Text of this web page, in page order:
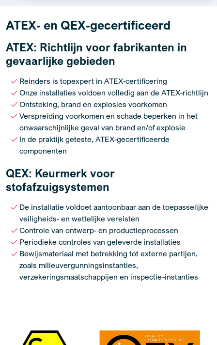
ATEX- en QEX-gecertificeerd
ATEX: Richtlijn voor fabrikanten in
gevaarlijke gebieden
Reinders is topexpert in ATEX-certificering
Onze installaties voldoen volledig aan de ATEX-richtlijn
Ontsteking, brand en explosies voorkomen
Verspreiding voorkomen en schade beperken in het
onwaarschijnlijke geval van brand en/of explosie
In de praktijk geteste, ATEX-gecertificeerde
componenten
QEX: Keurmerk voor
stofafzuigsystemen
De installatie voldoet aantoonbaar aan de toepasselijke
veiligheids- en wettelijke vereisten
Controle van ontwerp- en productieprocessen
Periodieke controles van geleverde installaties
Bewijsmateriaal met betrekking tot externe partijen,
zoals milieuvergunningsinstanties,
verzekeringsmaatschappijen en inspectie-instanties